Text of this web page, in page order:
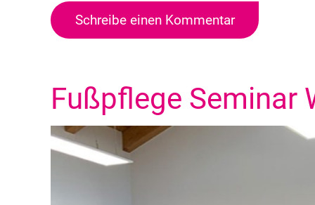
Schreibe einen Kommentar
Fußpflege Seminar